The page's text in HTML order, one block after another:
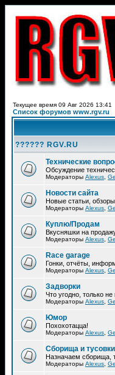
Текущее время 09 Авг 2026 13:41
Список форумов www.rgv.ru
?????? RGV.RU
Технические
Обсуждение
Модераторы Alexus
Новости сайта
Новые статьи,
Модераторы Alexus
Куплю/Продам
Вкусняшки на
Модераторы Alexus
Race garage
Гонки, отчёты,
Модераторы Alexus
Задворки
Что угодно, только
Модераторы Alexus
Юмор
Похохотацца!
Модераторы Alexus
Сборища и тусовки
Назначаем сборища,
Модераторы Alexus